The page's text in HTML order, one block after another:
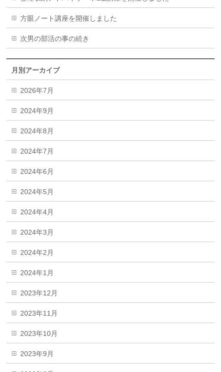
方眼ノート講座を開催しました
次男の部活の事の続き
月別アーカイブ
2026年7月
2024年9月
2024年8月
2024年7月
2024年6月
2024年5月
2024年4月
2024年3月
2024年2月
2024年1月
2023年12月
2023年11月
2023年10月
2023年9月